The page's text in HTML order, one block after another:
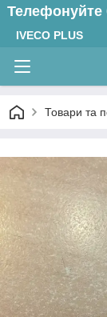
Телефонуйте
IVECO PLUS
Товари та